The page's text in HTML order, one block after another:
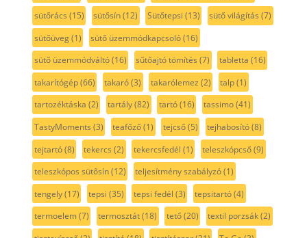
sütőrács (15) sütősín(12) Sütőtepsi (13) sütő világítás (7)
sütőüveg(1) sütő üzemmódkapcsoló(16)
sütő üzemmódváltó(16) sűtőajtó tömítés (7) tabletta (16)
takarítógép(66) takaró(3) takarólemez (2) talp(1)
tartozéktáska (2) tartály(82) tartó(16) tassimo(41)
TastyMoments (3) teafőző(1) tejcső(5) tejhabosító(8)
tejtartó(8) tekercs (2) tekercsfedél (1) teleszkópcső(9)
teleszkópos sütősín(12) teljesítmény szabályzó(1)
tengely(17) tepsi (35) tepsi fedél (3) tepsitartó(4)
termoelem(7) termosztát(18) tető(20) textil porzsák(2)